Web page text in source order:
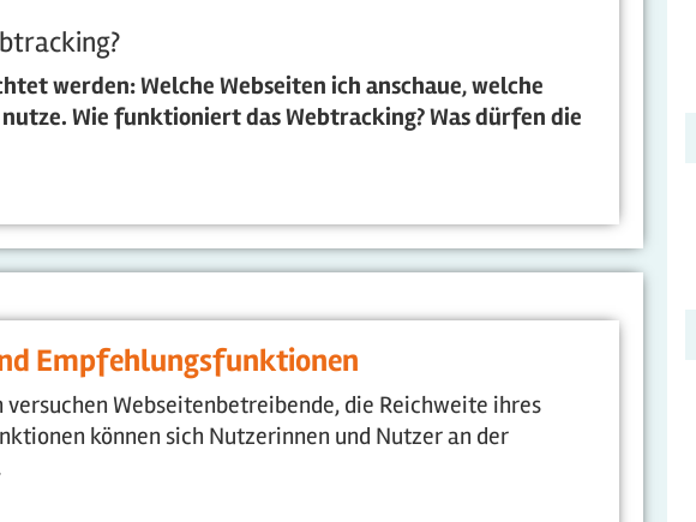
werden: Welche Webseiten ich anschaue, welche
Wie funktioniert das Webtracking? Was dürfen die
Empfehlungsfunktionen
Webseitenbetreibende, die Reichweite ihres
können sich Nutzerinnen und Nutzer an der